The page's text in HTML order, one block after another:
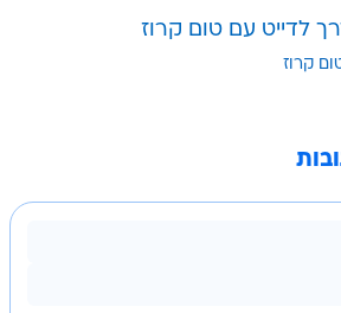
לדייט עם טום קרוז
קרוז